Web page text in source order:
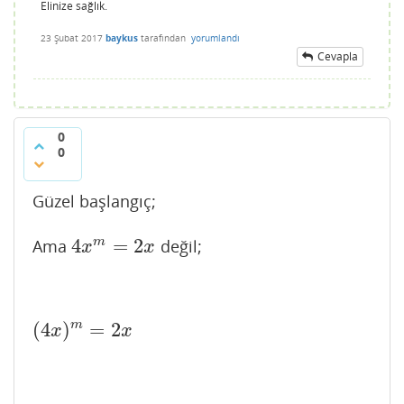
Elinize sağlık.
23 Şubat 2017 baykus tarafından yorumlandı
Cevapla
0
0
Güzel başlangıç;
Ama 4xm = 2x
4xm= 2x değil;
(4x)m = 2x
(4x)m=2 x